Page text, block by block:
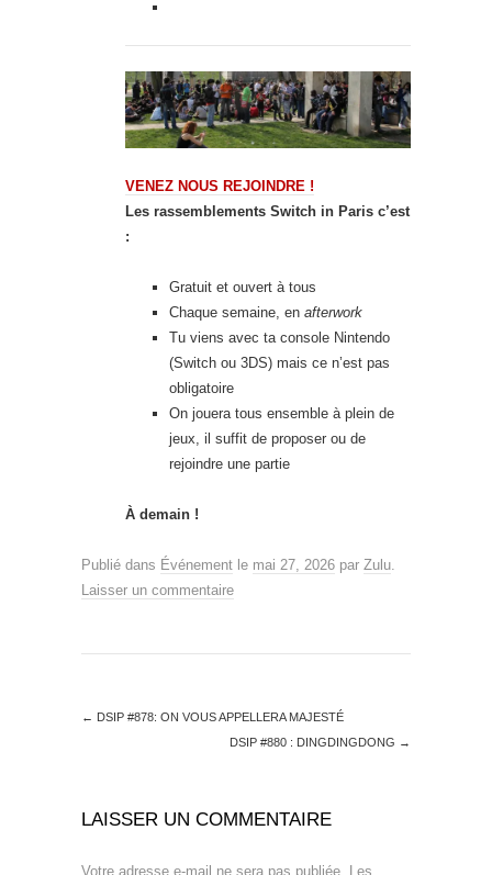
VENEZ NOUS REJOINDRE !
Les rassemblements Switch in Paris c’est
:
Gratuit et ouvert à tous
Chaque semaine, en afterwork
Tu viens avec ta console Nintendo
(Switch ou 3DS) mais ce n’est pas
obligatoire
On jouera tous ensemble à plein de
jeux, il suffit de proposer ou de
rejoindre une partie
À demain !
Publié dans Événement le mai 27, 2026 par Zulu
Laisser un commentaire
← DSIP #878: ON VOUS APPELLERA MAJESTÉ
DSIP #880 : DINGDINGDONG →
LAISSER UN COMMENTAIRE
Votre adresse e-mail ne sera pas publiée. Les